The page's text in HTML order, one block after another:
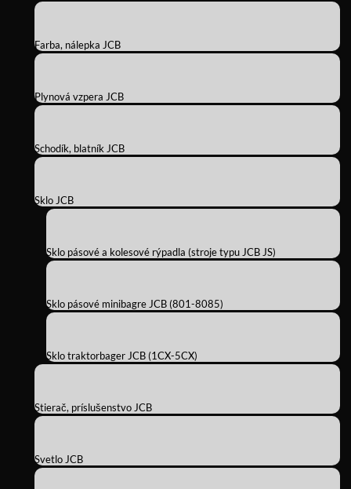
Farba, nálepka JCB
Plynová vzpera JCB
Schodík, blatník JCB
Sklo JCB
Sklo pásové a kolesové rýpadla (stroje typu JCB JS)
Sklo pásové minibagre JCB (801-8085)
Sklo traktorbager JCB (1CX-5CX)
Stierač, príslušenstvo JCB
Svetlo JCB